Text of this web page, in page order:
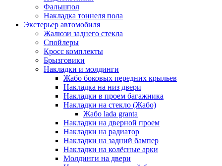
Фальшпол
Накладка тоннеля пола
Экстерьер автомобиля
Жалюзи заднего стекла
Спойлеры
Кросс комплекты
Брызговики
Накладки и молдинги
Жабо боковых передних крыльев
Накладка на низ двери
Накладки в проем багажника
Накладки на стекло (Жабо)
Жабо lada granta
Накладки на дверной проем
Накладки на радиатор
Накладки на задний бампер
Накладки на колёсные арки
Молдинги на двери